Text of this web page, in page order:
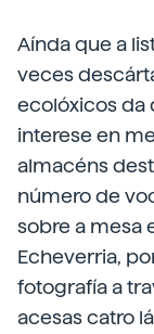
Aínda que a
veces
ecolóxicos da
interese en
almacéns
número de
sobre a mesa
Echeverria,
fotografía a
acesas catro